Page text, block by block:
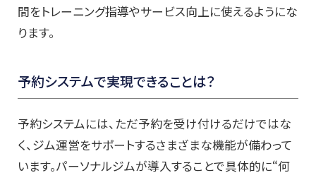
間をトレーニング指導やサービス向上に使えるようにな
ります。
予約システムで実現できることは？
予約システムには、ただ予約を受け付けるだけではな
く、ジム運営をサポートするさまざまな機能が備わって
います。パーソナルジムが導入することで具体的に“何